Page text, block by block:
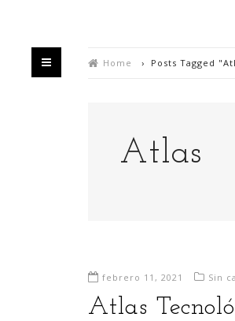
Home › Posts Tagged
Atlas
febrero 11, 2021 Sin
Atlas